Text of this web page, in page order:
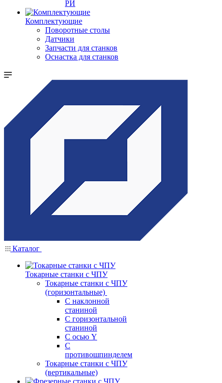
РИ
Комплектующие
Поворотные столы
Датчики
Запчасти для станков
Оснастка для станков
Каталог
Токарные станки с ЧПУ
Токарные станки с ЧПУ
(горизонтальные)
С наклонной
станиной
С горизонтальной
станиной
С осью Y
С
противошпинделем
Токарные станки с ЧПУ
(вертикальные)